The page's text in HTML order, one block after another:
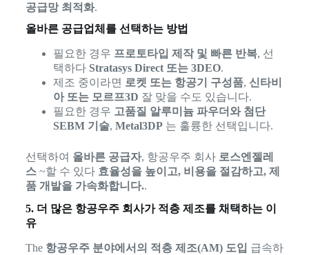
공급망 최적화.
올바른 공급업체를 선택하는 방법
필요한 경우 프로토타입 제작 및 빠른 반복, 선
택하다 Stratasys Direct 또는 3DEO.
제조 중이라면 로켓 또는 항공기 구성품, 신타비
아 또는 모르프3D 잘 맞을 수도 있습니다.
필요한 경우 고품질 알루미늄 파우더와 첨단
SEBM 기술, Metal3DP는 훌륭한 선택입니다.
선택하여 올바른 공급자, 항공우주 회사 로스엔젤레
스~할 수 있다 효율성을 높이고, 비용을 절감하고, 제
품 개발을 가속화합니다..
5. 더 많은 항공우주 회사가 적층 제조를 채택하는 이
유
The 항공우주 분야에서의 적층 제조(AM) 도입 급속하